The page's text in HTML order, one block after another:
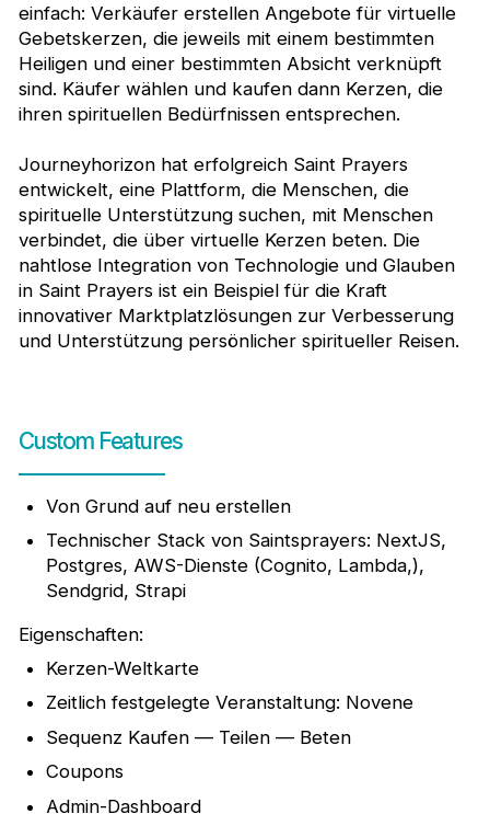
einfach: Verkäufer erstellen Angebote für virtuelle
Gebetskerzen, die jeweils mit einem bestimmten
Heiligen und einer bestimmten Absicht verknüpft
sind. Käufer wählen und kaufen dann Kerzen, die
ihren spirituellen Bedürfnissen entsprechen.
Journeyhorizon hat erfolgreich Saint Prayers
entwickelt, eine Plattform, die Menschen, die
spirituelle Unterstützung suchen, mit Menschen
verbindet, die über virtuelle Kerzen beten. Die
nahtlose Integration von Technologie und Glauben
in Saint Prayers ist ein Beispiel für die Kraft
innovativer Marktplatzlösungen zur Verbesserung
und Unterstützung persönlicher spiritueller Reisen.
Custom Features
Von Grund auf neu erstellen
Technischer Stack von Saintsprayers: NextJS,
Postgres, AWS-Dienste (Cognito, Lambda,),
Sendgrid, Strapi
Eigenschaften:
Kerzen-Weltkarte
Zeitlich festgelegte Veranstaltung: Novene
Sequenz Kaufen — Teilen — Beten
Coupons
Admin-Dashboard